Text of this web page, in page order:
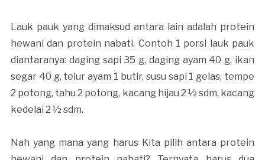
Lauk pauk yang dimaksud antara lain adalah protein
hewani dan protein nabati. Contoh 1 porsi lauk pauk
diantaranya: daging sapi 35 g, daging ayam 40 g, ikan
segar 40 g, telur ayam 1 butir, susu sapi 1 gelas, tempe
2 potong, tahu 2 potong, kacang hijau 2 ½ sdm, kacang
kedelai 2 ½ sdm.
Nah yang mana yang harus Kita pilih antara protein